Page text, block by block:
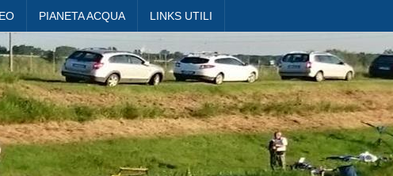
PIANETA ACQUA LINKS UTILI